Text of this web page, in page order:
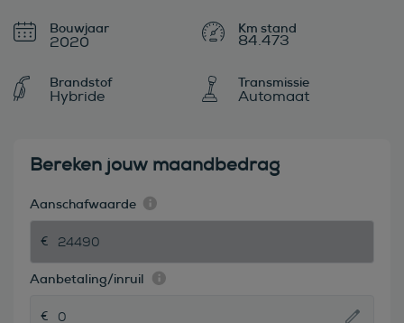
Bouwjaar
2020 84.473
Brandstof
Hybride
Transmissie
Automaat
Bereken jouw maandbedrag
Aanschafwaarde
Aanbetaling/inruil